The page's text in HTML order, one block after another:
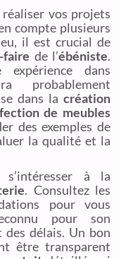
vos projets
compte plusieurs
il est crucial de
faire de l’ébéniste.
dans
probablement
dans la création
de meubles
des exemples de
la qualité et la
à la
. Consultez les
pour vous
pour son
des délais. Un bon
être transparent